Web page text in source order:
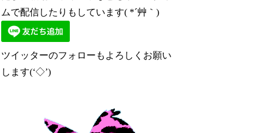
ムで配信したりもしています( *´艸｀)
ツイッターのフォローもよろしくお願い
します(‘◇’)ゞ